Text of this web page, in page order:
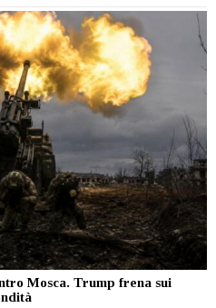
Mosca. Trump frena sui